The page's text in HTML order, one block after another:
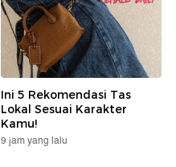
Ini 5 Rekomendasi Tas
Lokal Sesuai Karakter
Kamu!
9 jam yang lalu